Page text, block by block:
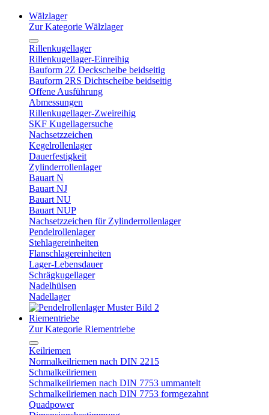
Wälzlager
Zur Kategorie Wälzlager
Rillenkugellager
Rillenkugellager-Einreihig
Bauform 2Z Deckscheibe beidseitig
Bauform 2RS Dichtscheibe beidseitig
Offene Ausführung
Abmessungen
Rillenkugellager-Zweireihig
SKF Kugellagersuche
Nachsetzzeichen
Kegelrollenlager
Dauerfestigkeit
Zylinderrollenlager
Bauart N
Bauart NJ
Bauart NU
Bauart NUP
Nachsetzzeichen für Zylinderrollenlager
Pendelrollenlager
Stehlagereinheiten
Flanschlagereinheiten
Lager-Lebensdauer
Schrägkugellager
Nadelhülsen
Nadellager
Riementriebe
Zur Kategorie Riementriebe
Keilriemen
Normalkeilriemen nach DIN 2215
Schmalkeilriemen
Schmalkeilriemen nach DIN 7753 ummantelt
Schmalkeilriemen nach DIN 7753 formgezahnt
Quadpower